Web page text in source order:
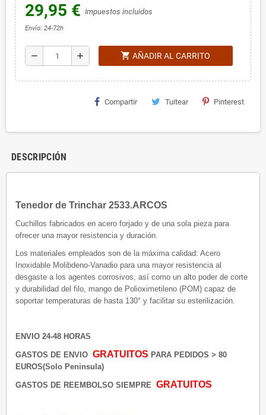
29,95 € Impuestos incluidos
Envío: 24-72h
remove add shopping_cart AÑADIR AL CARRITO
Compartir Tuitear Pinterest
DESCRIPCIÓN
Tenedor de Trinchar 2533.ARCOS
Cuchillos fabricados en acero forjado y de una sola pieza para
ofrecer una mayor resistencia y duración.
Los materiales empleados son de la máxima calidad: Acero
Inoxidable Molibdeno-Vanadio para una mayor resistencia al
desgaste a los agentes corrosivos, así como un alto poder de corte
y durabilidad del filo, mango de Polioximetileno (POM) capaz de
soportar temperaturas de hasta 130° y facilitar su esterilización.
ENVIO 24-48 HORAS
GASTOS DE ENVIO GRATUITOS PARA PEDIDOS > 80
EUROS(Solo Peninsula)
GASTOS DE REEMBOLSO SIEMPRE GRATUITOS